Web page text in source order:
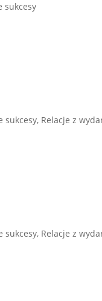
sukcesy
sukcesy, Relacje z
sukcesy, Relacje z